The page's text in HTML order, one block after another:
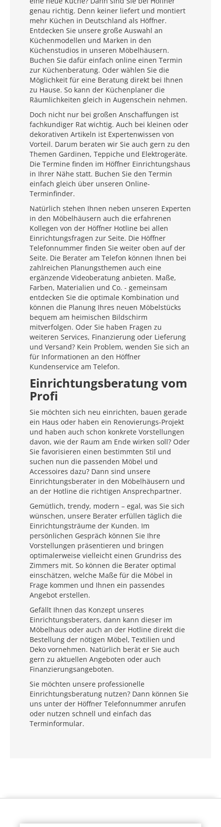
genau richtig. Denn keiner liefert und montiert
mehr Küchen in Deutschland als Höffner.
Entdecken Sie unsere große Auswahl an
Küchenmodellen und Marken in den
Küchenstudios in unseren Möbelhäusern.
Buchen Sie dafür einfach online einen Termin
zur Küchenberatung. Oder wählen Sie die
Möglichkeit für eine Beratung direkt bei Ihnen
zu Hause. So kann der Küchenplaner die
Räumlichkeiten gleich in Augenschein nehmen.
Doch nicht nur bei großen Anschaffungen ist
fachkundiger Rat wichtig. Auch bei kleinen oder
dekorativen Artikeln ist Expertenwissen von
Vorteil. Darum beraten wir Sie auch gern zu den
Themen Gardinen, Teppiche und Elektrogeräte.
Die Termine finden im Höffner Einrichtungshaus
in Ihrer Nähe statt. Buchen Sie den Termin
einfach gleich über unseren Online-
Terminfinder.
Natürlich stehen Ihnen neben unseren Experten
in den Möbelhäusern auch die erfahrenen
Kollegen von der Höffner Hotline bei allen
Einrichtungsfragen zur Seite. Die Höffner
Telefonnummer finden Sie weiter oben auf der
Seite. Die Berater am Telefon können Ihnen bei
zahlreichen Planungsthemen auch eine
ergänzende Videoberatung anbieten. Maße,
Farben, Materialien und Co. - gemeinsam
entdecken Sie die optimale Kombination und
können die Planung Ihres neuen Möbelstücks
bequem am heimischen Bildschirm
mitverfolgen. Oder Sie haben Fragen zu
weiteren Services, Finanzierung oder Lieferung
und Versand? Kein Problem, wenden Sie sich an
für Informationen an den Höffner
Kundenservice am Telefon.
Einrichtungsberatung vom
Profi
Sie möchten sich neu einrichten, bauen gerade
ein Haus oder haben ein Renovierungs-Projekt
und haben auch schon konkrete Vorstellungen
davon, wie der Raum am Ende wirken soll? Oder
Sie favorisieren einen bestimmten Stil und
suchen nun die passenden Möbel und
Accessoires dazu? Dann sind unsere
Einrichtungsberater in den Möbelhäusern und
an der Hotline die richtigen Ansprechpartner.
Gemütlich, trendy, modern – egal, was Sie sich
wünschen, unsere Berater erfüllen täglich die
Einrichtungsträume der Kunden. Im
persönlichen Gespräch können Sie Ihre
Vorstellungen präsentieren und bringen
optimalerweise vielleicht einen Grundriss des
Zimmers mit. So können die Berater optimal
einschätzen, welche Maße für die Möbel in
Frage kommen und Ihnen ein passendes
Angebot erstellen.
Gefällt Ihnen das Konzept unseres
Einrichtungsberaters, dann kann dieser im
Möbelhaus oder auch an der Hotline direkt die
Bestellung der nötigen Möbel, Textilien und
Deko vornehmen. Natürlich berät er Sie auch
gern zu aktuellen Angeboten oder auch
Finanzierungsangeboten.
Sie möchten unsere professionelle
Einrichtungsberatung nutzen? Dann können Sie
uns unter der Höffner Telefonnummer anrufen
oder nutzen schnell und einfach das
Terminformular.